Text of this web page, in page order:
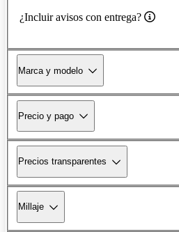
¿Incluir avisos con entrega?
Marca y modelo
Precio y pago
Precios transparentes
Millaje